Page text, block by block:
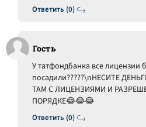
Ответить (0)
Гость
Ответить (0)
У татфондбанка все лицензии
посадили?????\nНЕСИТЕ
ТАМ С ЛИЦЕНЗИЯМИ И
ПОРЯДКЕ😂😂😂